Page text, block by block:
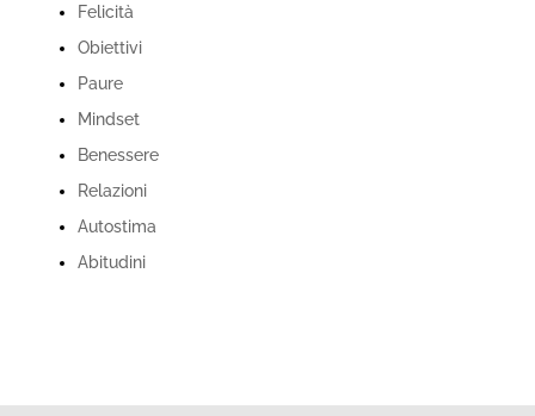
Felicità
Obiettivi
Paure
Mindset
Benessere
Relazioni
Autostima
Abitudini